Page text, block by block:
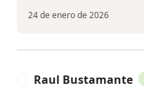
24 de enero de 2026
Raul Bustamante